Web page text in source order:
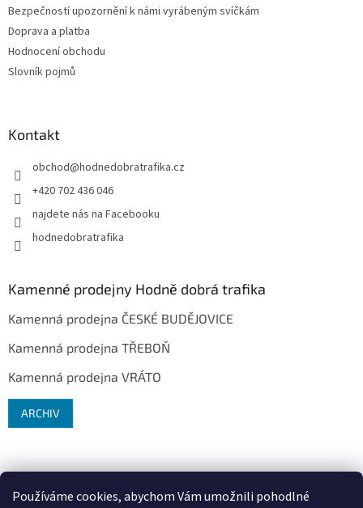
Používáme cookies, abychom Vám umožnili pohodlné
Bezpečností upozornění k námi vyrábeným svíčkám
Doprava a platba
Hodnocení obchodu
Slovník pojmů
Kontakt
obchod@hodnedobratrafika.cz
+420 702 436 046
najdete nás na Facebooku
hodnedobratrafika
Kamenné prodejny Hodně dobrá trafika
Kamenná prodejna ČESKÉ BUDĚJOVICE
Kamenná prodejna TŘEBOŇ
Kamenná prodejna VRÁTO
ARCHIV